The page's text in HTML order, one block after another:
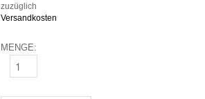
zuzüglich
Versandkosten
MENGE:
SIERRA NEVADA - PALE ALE MENGE